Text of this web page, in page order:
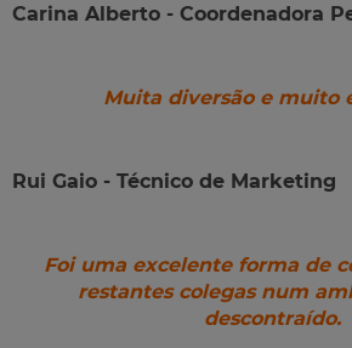
Carina Alberto - Coordenadora
Muita diversão e muito
Rui Gaio - Técnico de Marketing
Foi uma excelente forma de
restantes colegas num
descontraído.